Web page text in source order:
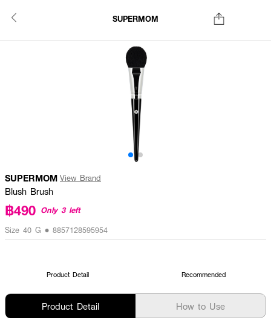
SUPERMOM
SUPERMOM View Brand
Blush Brush
฿490 Only 3 left
Size 40 G • 8857128595954
Product Detail Recommended
Product Detail How to Use